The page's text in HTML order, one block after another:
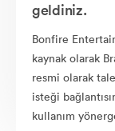
geldiniz.
Bonfire
kaynak olarak
resmi olarak
isteği
kullanım